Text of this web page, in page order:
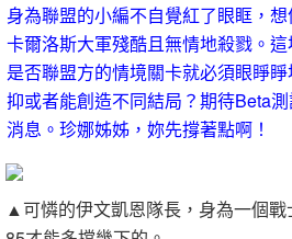
身為聯盟的小編不自覺紅了眼眶，
卡爾洛斯大軍殘酷且無情地殺戮。
是否聯盟方的情境關卡就必須眼睜
抑或者能創造不同結局？期待Beta
消息。珍娜姊姊，妳先撐著點啊！
▲可憐的伊文凱恩隊長，身為一個